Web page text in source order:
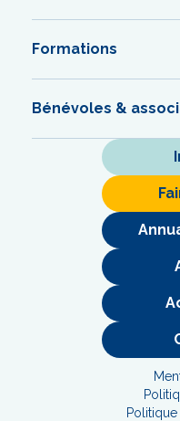
Formations
Bénévoles &